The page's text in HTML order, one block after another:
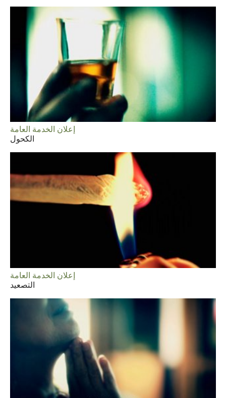
إعلان الخدمة العامة
الكحول
إعلان الخدمة العامة
التصعيد